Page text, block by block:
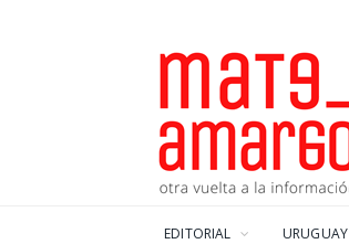
EDITORIAL URUGUAY